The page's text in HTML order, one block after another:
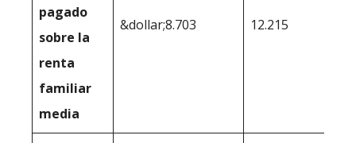
pagado
sobre la
renta
familiar
media
&dollar;8.703 12.215